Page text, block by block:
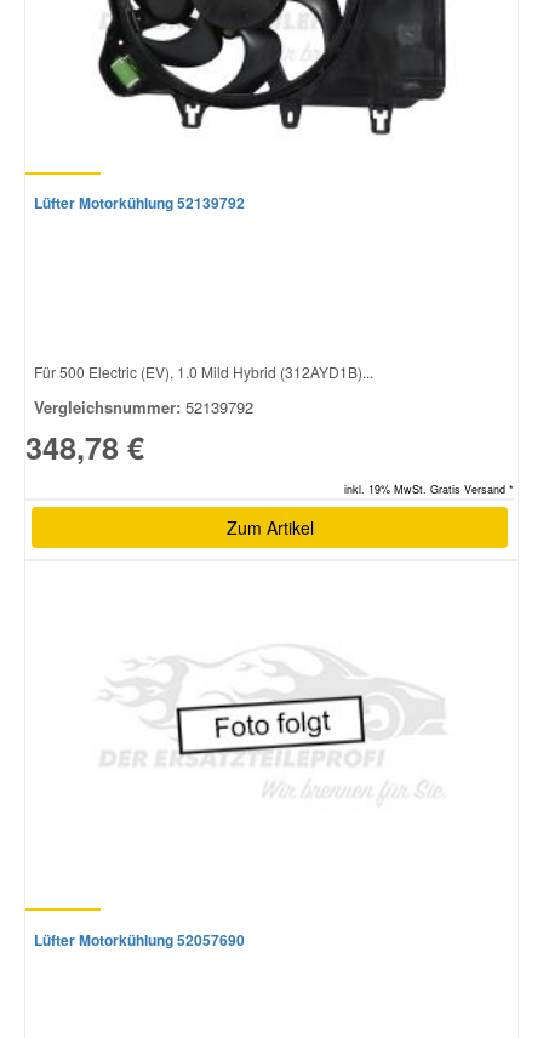
Lüfter Motorkühlung 52139792
Für 500 Electric (EV), 1.0 Mild Hybrid (312AYD1B)...
Vergleichsnummer: 52139792
348,78 €
inkl. 19% MwSt. Gratis Versand *
Zum Artikel
Lüfter Motorkühlung 52057690
Skoda Ersatzteile
Smart Ersatzteile